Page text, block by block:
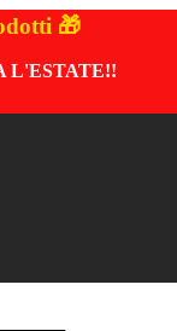
🎁
L'ESTATE!!